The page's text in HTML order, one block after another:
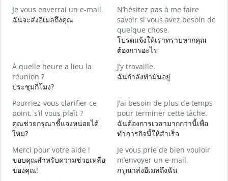
Je vous enverrai un e-mail.
ฉันจะส่งอีเมลถึงคุณ
N’hésitez pas à me faire
savoir si vous avez besoin de
quelque chose.
โปรดแจ้งให้เราทราบหากคุณ
ต้องการอะไร
À quelle heure a lieu la
réunion ?
ประชุมกี่โมง?
J’y travaille.
ฉันกำลังทำมันอยู่
Pourriez-vous clarifier ce
point, s’il vous plaît ?
คุณช่วยกรุณาชี้แจงหน่อยได้
ไหม?
J’ai besoin de plus de temps
pour terminer cette tâche.
ฉันต้องการเวลามากกว่านี้เพื่อ
ทำภารกิจนี้ให้สำเร็จ
Merci pour votre aide !
ขอบคุณสำหรับความช่วยเหลือ
ของคุณ!
Je vous prie de bien vouloir
m’envoyer un e-mail.
กรุณาส่งอีเมลถึงฉัน